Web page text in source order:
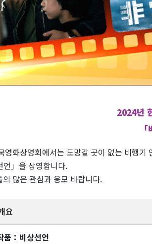
2024년
영화상영회에서는 도망갈 곳이 없는 비행
언」을 상영합니다.
의 많은 관심과 응모 바랍니다.
요
품：비상선언